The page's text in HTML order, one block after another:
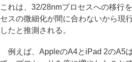
これは、32/28nmプロセスへの移行
セスの微細化が間に合わないから現
したと推測される。
例えば、AppleのA4とiPad 2のA5